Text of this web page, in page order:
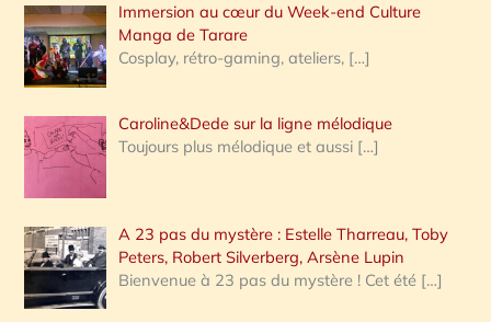
:
Immersion au cœur du Week-end Culture
Manga de Tarare
Cosplay, rétro-gaming, ateliers, […]
Caroline&Dede sur la ligne mélodique
Toujours plus mélodique et aussi […]
A 23 pas du mystère : Estelle Tharreau, Toby
Peters, Robert Silverberg, Arsène Lupin
Bienvenue à 23 pas du mystère ! Cet été […]